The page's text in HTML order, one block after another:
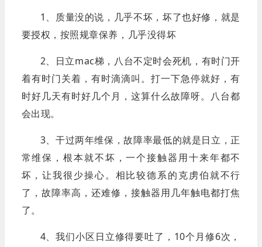
1、质量没的说，几乎不坏，坏了也好修，就是
要授权，按照规章保养，几乎没得坏
2、日立mac梯，八台不定时会死机，有时门开
着有时门关着，有时滴滴叫。打一下急停就好，有
时好几天有时好几个月，这算什么故障呀。八台都
会出现。
3、干过两年维保，故障率最低的就是日立，正
常维保，根本就不坏，一个接触器用十来年都不
坏，让我很少操心。相比较德系的克虏伯就不行
了，故障率高，还难修，接触器用几年触电都打焦
了。
4、我们小区日立修得要吐了，10个月修6次，